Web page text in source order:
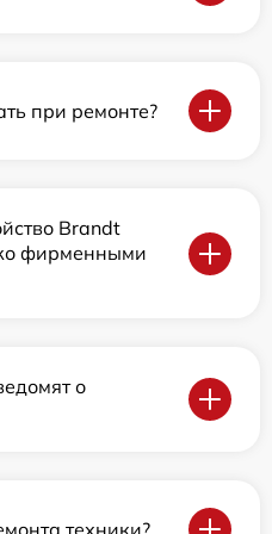
при ремонте?
Brandt
фирменными
о
техники?